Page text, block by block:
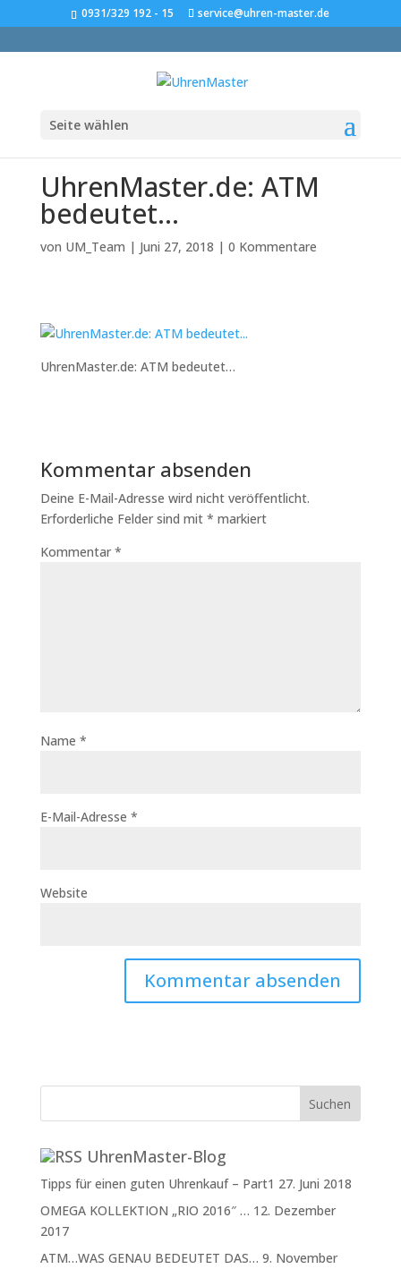
0931/329 192 - 15 service@uhren-master.de
Seite wählen
UhrenMaster.de: ATM
bedeutet…
von UM_Team | Juni 27, 2018 | 0 Kommentare
UhrenMaster.de: ATM bedeutet…
Kommentar absenden
Deine E-Mail-Adresse wird nicht veröffentlicht.
Erforderliche Felder sind mit * markiert
Kommentar *
Name *
E-Mail-Adresse *
Website
UhrenMaster-Blog
Tipps für einen guten Uhrenkauf – Part1 27. Juni 2018
OMEGA KOLLEKTION „RIO 2016″ … 12. Dezember
2017
ATM…WAS GENAU BEDEUTET DAS… 9. November